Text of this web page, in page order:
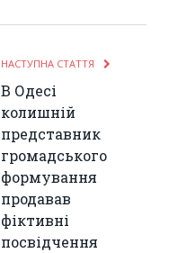
НАСТУПНА СТАТТЯ
В Одесі
колишній
представник
громадського
формування
продавав
фіктивні
посвідчення